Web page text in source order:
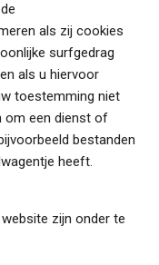
als zij cookies
surfgedrag
als u hiervoor
toestemming niet
om een dienst of
bestanden
heeft.
zijn onder te